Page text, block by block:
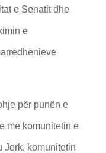
e Senatit dhe
e
për punën e
me komunitetin e
Jork, komunitetin